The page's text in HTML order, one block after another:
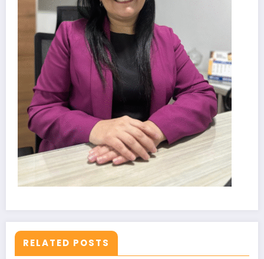
RELATED POSTS